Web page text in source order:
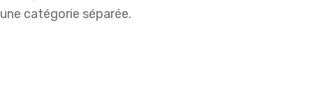
une catégorie séparée.